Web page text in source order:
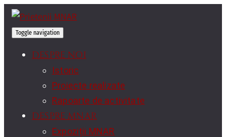
Toggle navigation
DESPRE NOI
Istoric
Proiecte realizate
Rapoarte de activitate
DESPRE MNAR
Expoziții MNAR